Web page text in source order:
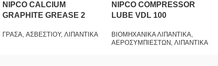
NIPCO CALCIUM
GRAPHITE GREASE 2
ΓΡΑΣΑ, ΑΣΒΕΣΤΙΟΥ, ΛΙΠΑΝΤΙΚΑ
NIPCO COMPRESSOR
LUBE VDL 100
ΒΙΟΜΗΧΑΝΙΚΑ ΛΙΠΑΝΤΙΚΑ,
ΑΕΡΟΣΥΜΠΙΕΣΤΩΝ, ΛΙΠΑΝΤΙΚΑ